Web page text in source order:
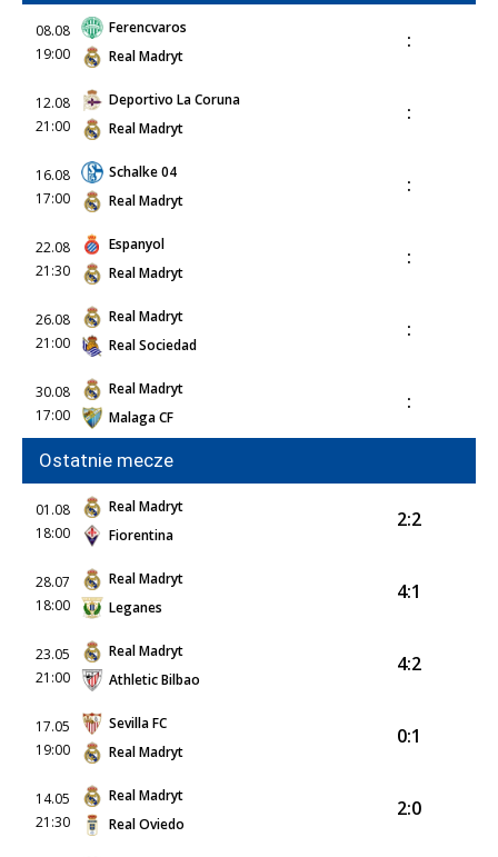
08.08
19:00
Ferencvaros
Real Madryt
:
12.08
21:00
Deportivo La Coruna
Real Madryt
:
16.08
17:00
Schalke 04
Real Madryt
:
22.08
21:30
Espanyol
Real Madryt
:
26.08
21:00
Real Madryt
Real Sociedad
:
30.08
17:00
Real Madryt
Malaga CF
:
Ostatnie mecze
01.08
18:00
Real Madryt
Fiorentina
2:2
28.07
18:00
Real Madryt
Leganes
4:1
23.05
21:00
Real Madryt
Athletic Bilbao
4:2
17.05
19:00
Sevilla FC
Real Madryt
0:1
14.05
21:30
Real Madryt
Real Oviedo
2:0